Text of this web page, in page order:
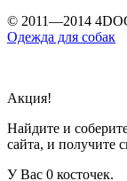
© 2011—2014
Одежда для собак
Акция!
Найдите и
сайта, и получите
У Вас 0 косточек.